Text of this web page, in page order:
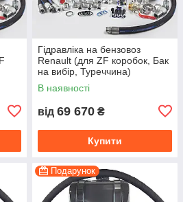
Гідравліка на бензовоз
Renault (для ZF коробок, Бак
на вибір, Туреччина)
В наявності
від 69 670 ₴
Купити
Подарунок